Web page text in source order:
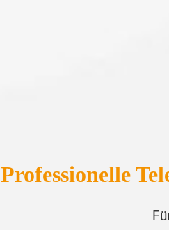
Professionelle